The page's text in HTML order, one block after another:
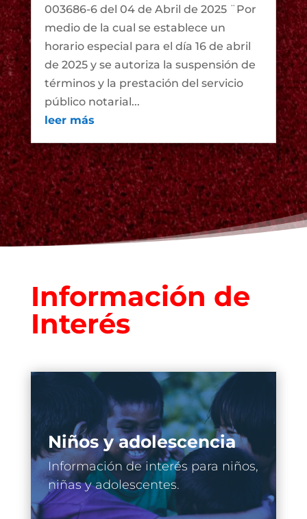
003686-6 del 04 de Abril de 2025 ¨Por
medio de la cual se establece un
horario especial para el día 16 de abril
de 2025 y se autoriza la suspensión de
términos y la prestación del servicio
público notarial...
leer más
Información de
Interés
Niños y adolescencia
Información de interés para niños,
niñas y adolescentes.